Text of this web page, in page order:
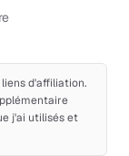
d'affiliation.
j'ai utilisés et